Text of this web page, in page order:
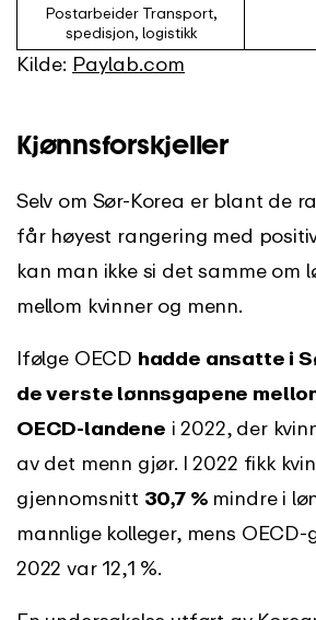
Postarbeider Transport,
spedisjon, logistikk
Kilde: Paylab.com
Kjønnsforskjeller
Selv om Sør-Korea er blant de
får høyest rangering med
kan man ikke si det samme om
mellom kvinner og menn.
Ifølge OECD hadde ansatte i
de verste lønnsgapene
OECD-landene i 2022, der
av det menn gjør. I 2022 fikk
gjennomsnitt 30,7 %mindre i
mannlige kolleger, mens
2022 var 12,1 %.